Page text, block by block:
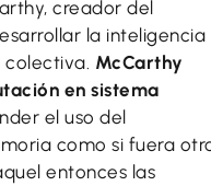
creador del
la inteligencia
McCarthy
en sistema
el uso del
como si fuera
entonces las